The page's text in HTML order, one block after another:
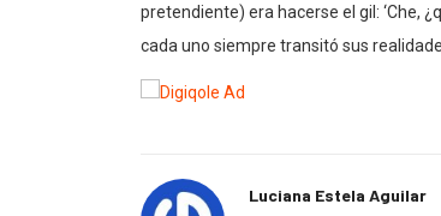
pretendiente) era hacerse el gil: ‘Che,
cada uno siempre transitó sus
Luciana Estela Aguilar